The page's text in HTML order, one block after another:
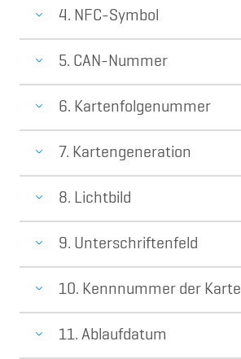
4. NFC-Symbol
5. CAN-Nummer
6. Kartenfolgenummer
7. Kartengeneration
8. Lichtbild
9. Unterschriftenfeld
10. Kennnummer der Karte
11. Ablaufdatum